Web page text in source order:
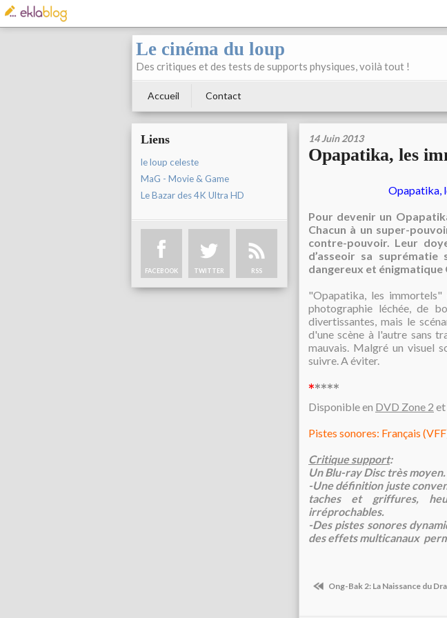
Le cinéma du loup
Des critiques et des tests de supports physiques, voilà tout !
Accueil Contact
Liens
le loup celeste
MaG - Movie & Game
Le Bazar des 4K Ultra HD
FACEBOOK TWITTER RSS
14 Juin 2013
Opapatika, les
Opapatika,
Pour devenir un
Chacun à un super-
contre-pouvoir. Leur
d’asseoir sa
dangereux et
"Opapatika, les immortels"
photographie léchée, de
divertissantes, mais le
d'une scène à l'autre sans
mauvais. Malgré un visuel
suivre. A éviter.
*****
Disponible en DVD Zone 2 et
Pistes sonores: Français
Critique support:
Un Blu-ray Disc très moyen.
-Une définition juste
taches et griffures,
irréprochables.
-Des pistes sonores
des effets multicanaux
Ong-Bak 2: La Naissance du